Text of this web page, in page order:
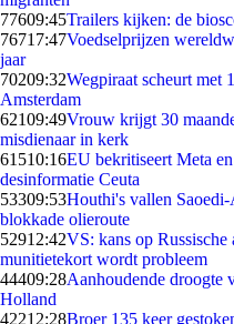
77609:45Trailers kijken: de
76717:47Voedselprijzen
jaar
70209:32Wegpiraat scheurt met
Amsterdam
62109:49Vrouw krijgt 30
misdienaar in kerk
61510:16EU bekritiseert Meta
desinformatie Ceuta
53309:53Houthi's vallen Saoedi-
blokkade olieroute
52912:42VS: kans op
munitietekort wordt probleem
44409:28Aanhoudende droogte
Holland
42212:28Broer 135 keer